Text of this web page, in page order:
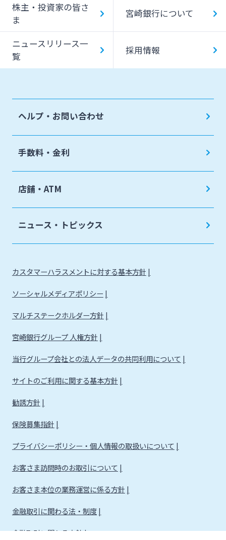
株主・投資家の皆さ
ま
宮崎銀行について
ニュースリリース一
覧
採用情報
ヘルプ・お問い合わせ
手数料・金利
店舗・ATM
ニュース・トピックス
カスタマーハラスメントに対する基本方針
ソーシャルメディアポリシー
マルチステークホルダー方針
宮崎銀行グループ 人権方針
当行グループ会社との法人データの共同利用について
サイトのご利用に関する基本方針
勧誘方針
保険募集指針
プライバシーポリシー・個人情報の取扱いについて
お客さま訪問時のお取引について
お客さま本位の業務運営に係る方針
金融取引に関わる法・制度
金融取引に関わる方針